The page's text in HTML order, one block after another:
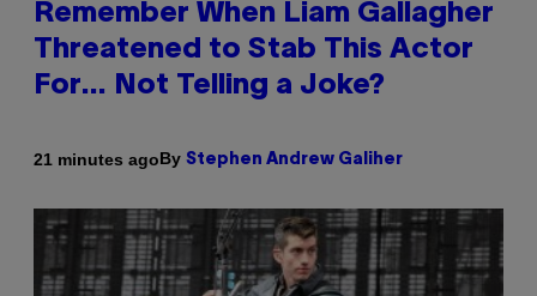
Remember When Liam Gallagher
Threatened to Stab This Actor
For… Not Telling a Joke?
21 minutes agoBy Stephen Andrew Galiher